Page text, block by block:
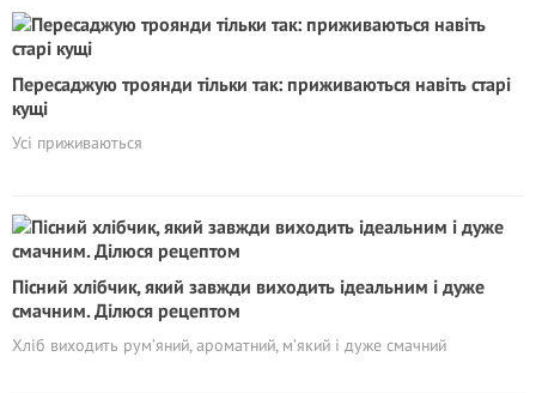
Пересаджую троянди тільки так: приживаються навіть старі
кущі
Усі приживаються
Пісний хлібчик, який завжди виходить ідеальним і дуже
смачним. Ділюся рецептом
Хліб виходить рум’яний, ароматний, м’який і дуже смачний